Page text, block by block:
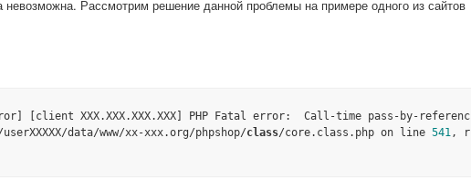
невозможна. Рассмотрим решение данной проблемы на примере одного из сайтов
[client XXX.XXX.XXX.XXX] PHP Fatal error:  Call-time pass-by-referenc
userXXXXX/data/www/xx-xxx.org/phpshop/class/core.class.php on line 541, r